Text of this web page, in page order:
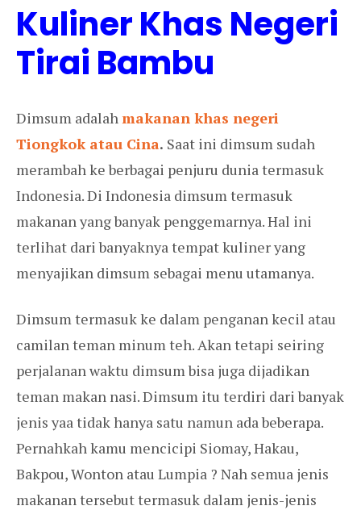
Kuliner Khas Negeri
Tirai Bambu
Dimsum adalahmakanan khas negeri
Tiongkok atau Cina. Saat ini dimsum sudah
merambah ke berbagai penjuru dunia termasuk
Indonesia. Di Indonesia dimsum termasuk
makanan yang banyak penggemarnya. Hal ini
terlihat dari banyaknya tempat kuliner yang
menyajikan dimsum sebagai menu utamanya.
Dimsum termasuk ke dalam penganan kecil atau
camilan teman minum teh. Akan tetapi seiring
perjalanan waktu dimsum bisa juga dijadikan
teman makan nasi. Dimsum itu terdiri dari banyak
jenis yaa tidak hanya satu namun ada beberapa.
Pernahkah kamu mencicipi Siomay, Hakau,
Bakpou, Wonton atau Lumpia ? Nah semua jenis
makanan tersebut termasuk dalam jenis-jenis